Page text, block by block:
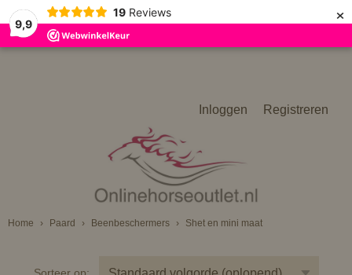
9,9
19 Reviews ×
Inloggen Registreren
Home › Paard › Beenbeschermers › Shet en mini maat
Sorteer op: